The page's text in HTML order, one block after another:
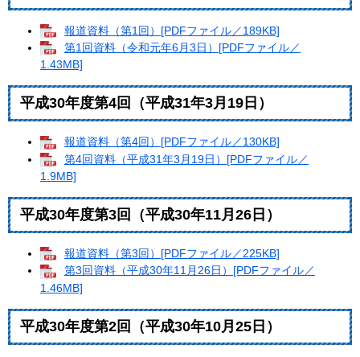
報道資料（第1回）[PDFファイル／189KB]
第1回資料（令和元年6月3日）[PDFファイル／
1.43MB]
平成30年度第4回（平成31年3月19日）
報道資料（第4回）[PDFファイル／130KB]
第4回資料（平成31年3月19日）[PDFファイル／
1.9MB]
平成30年度第3回（平成30年11月26日）
報道資料（第3回）[PDFファイル／225KB]
第3回資料（平成30年11月26日）[PDFファイル／
1.46MB]
平成30年度第2回（平成30年10月25日）